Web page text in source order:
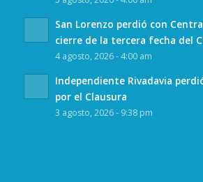
San Lorenzo perdió con
cierre de la tercera fecha del
4 agosto, 2026 - 4:00 am
Independiente Rivadavia
por el Clausura
3 agosto, 2026 - 9:38 pm